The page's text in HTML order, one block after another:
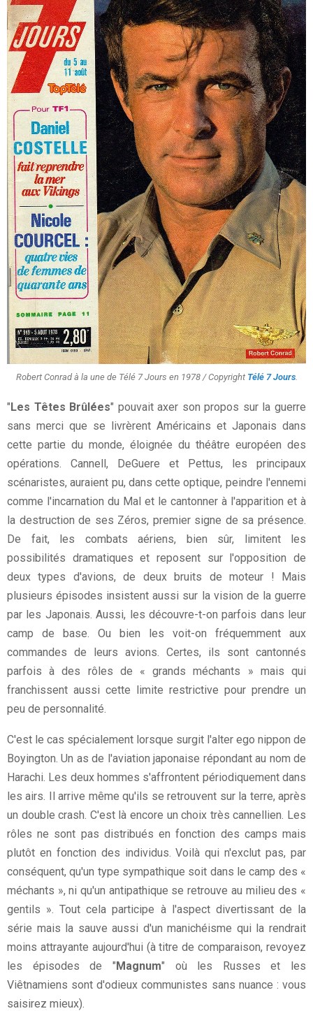
Robert Conrad à la une de Télé 7 Jours en 1978 / Copyright Télé 7 Jours.
"Les Têtes Brûlées" pouvait axer son propos sur la guerre
sans merci que se livrèrent Américains et Japonais dans
cette partie du monde, éloignée du théâtre européen des
opérations. Cannell, DeGuere et Pettus, les principaux
scénaristes, auraient pu, dans cette optique, peindre l'ennemi
comme l'incarnation du Mal et le cantonner à l'apparition et à
la destruction de ses Zéros, premier signe de sa présence.
De fait, les combats aériens, bien sûr, limitent les
possibilités dramatiques et reposent sur l'opposition de
deux types d'avions, de deux bruits de moteur ! Mais
plusieurs épisodes insistent aussi sur la vision de la guerre
par les Japonais. Aussi, les découvre-t-on parfois dans leur
camp de base. Ou bien les voit-on fréquemment aux
commandes de leurs avions. Certes, ils sont cantonnés
parfois à des rôles de « grands méchants » mais qui
franchissent aussi cette limite restrictive pour prendre un
peu de personnalité.
C'est le cas spécialement lorsque surgit l'alter ego nippon de
Boyington. Un as de l'aviation japonaise répondant au nom de
Harachi. Les deux hommes s'affrontent périodiquement dans
les airs. Il arrive même qu'ils se retrouvent sur la terre, après
un double crash. C'est là encore un choix très cannellien. Les
rôles ne sont pas distribués en fonction des camps mais
plutôt en fonction des individus. Voilà qui n'exclut pas, par
conséquent, qu'un type sympathique soit dans le camp des «
méchants », ni qu'un antipathique se retrouve au milieu des «
gentils ». Tout cela participe à l'aspect divertissant de la
série mais la sauve aussi d'un manichéisme qui la rendrait
moins attrayante aujourd'hui (à titre de comparaison, revoyez
les épisodes de "Magnum" où les Russes et les
Viêtnamiens sont d'odieux communistes sans nuance : vous
saisirez mieux).